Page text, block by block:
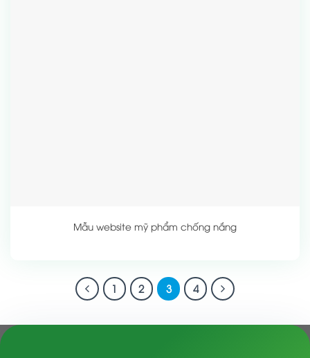
Mẫu website mỹ phẩm chống nắng
1 2 3 4